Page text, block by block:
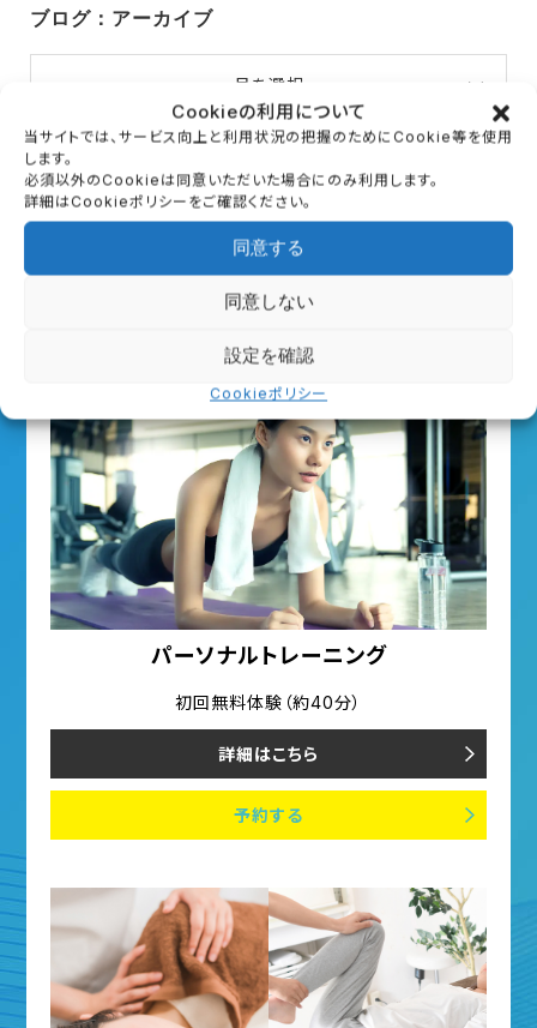
Cookieの利用について
当サイトでは、サービス向上と利用状況の把握のためにCookie等を使用
します。
必須以外のCookieは同意いただいた場合にのみ利用します。
詳細はCookieポリシーをご確認ください。
同意する
同意しない
設定を確認
Cookieポリシー
ブログ：アーカイブ
月を選択
First Trial
初回体験のご案内
パーソナルトレーニング
初回無料体験（約40分）
詳細はこちら
予約する